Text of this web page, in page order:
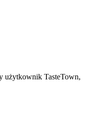
użytkownik TasteTown,